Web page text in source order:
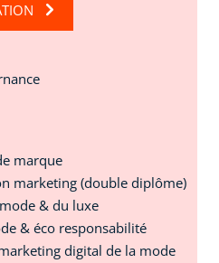
marque
marketing (double diplôme)
& du luxe
& éco responsabilité
digital de la mode